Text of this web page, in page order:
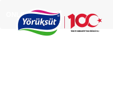
ONLINE MAĞAZA